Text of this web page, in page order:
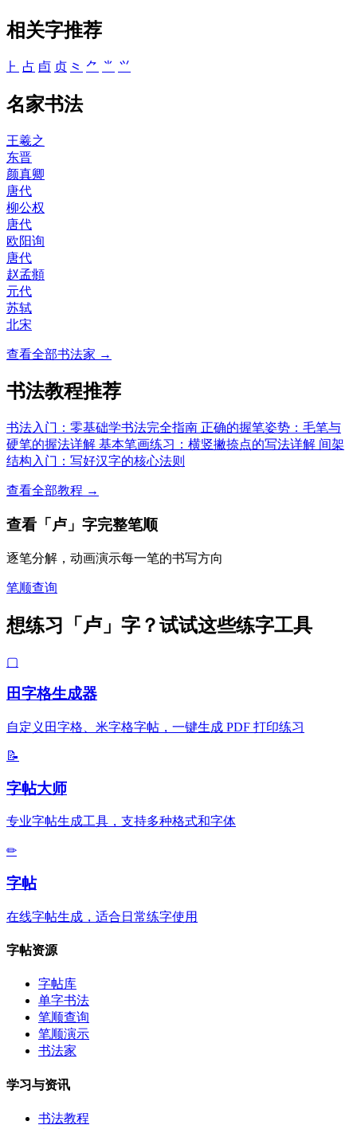
相关字推荐
⺊ 占 卣 贞 ⺀ ⺈ ⺌ ⺍
名家书法
王羲之
东晋
颜真卿
唐代
柳公权
唐代
欧阳询
唐代
赵孟頫
元代
苏轼
北宋
查看全部书法家 →
书法教程推荐
书法入门：零基础学书法完全指南 正确的握笔姿势：毛笔与
硬笔的握法详解 基本笔画练习：横竖撇捺点的写法详解 间架
结构入门：写好汉字的核心法则
查看全部教程 →
查看「卢」字完整笔顺
逐笔分解，动画演示每一笔的书写方向
笔顺查询
想练习「卢」字？试试这些练字工具
▢
田字格生成器
自定义田字格、米字格字帖，一键生成 PDF 打印练习
📝
字帖大师
专业字帖生成工具，支持多种格式和字体
✏
字帖
在线字帖生成，适合日常练字使用
字帖资源
字帖库
单字书法
笔顺查询
笔顺演示
书法家
学习与资讯
书法教程